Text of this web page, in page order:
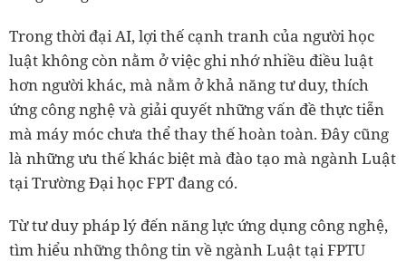
Trong thời đại AI, lợi thế cạnh tranh của người học
luật không còn nằm ở việc ghi nhớ nhiều điều luật
hơn người khác, mà nằm ở khả năng tư duy, thích
ứng công nghệ và giải quyết những vấn đề thực tiễn
mà máy móc chưa thể thay thế hoàn toàn. Đây cũng
là những ưu thế khác biệt mà đào tạo mà ngành Luật
tại Trường Đại học FPT đang có.
Từ tư duy pháp lý đến năng lực ứng dụng công nghệ,
tìm hiểu những thông tin về ngành Luật tại FPTU